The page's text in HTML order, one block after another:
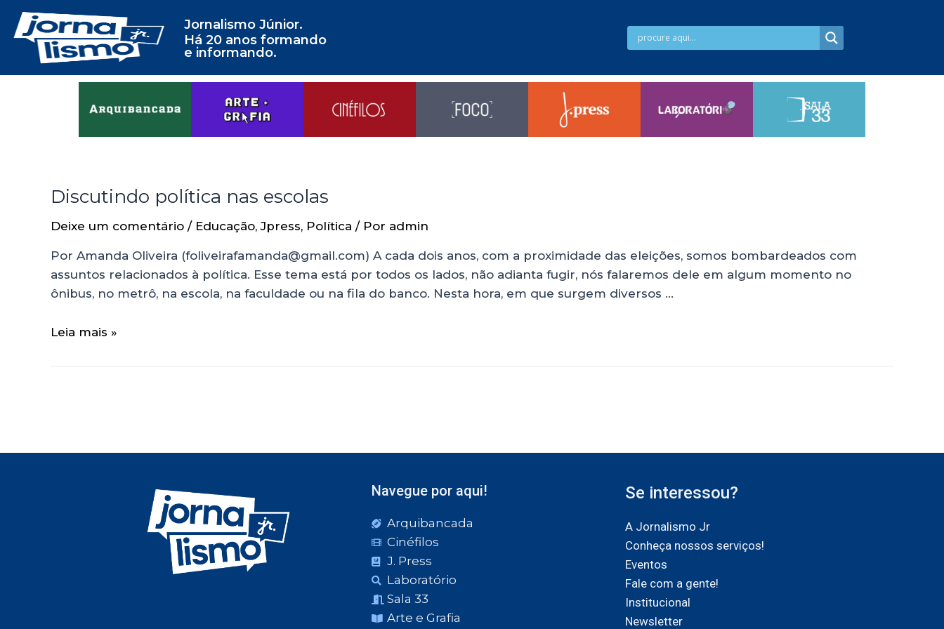
Jornalismo Júnior.
Há 20 anos formando
e informando.
Discutindo política nas escolas
Deixe um comentário / Educação,Jpress, Política / Por admin
Por Amanda Oliveira (foliveirafamanda@gmail.com) A cada dois anos, com a proximidade das eleições, somos bombardeados com
assuntos relacionados à política. Esse tema está por todos os lados, não adianta fugir, nós falaremos dele em algum momento no
ônibus, no metrô, na escola, na faculdade ou na fila do banco. Nesta hora, em que surgem diversos …
Leia mais »
Navegue por aqui!
Arquibancada
Cinéfilos
J. Press
Laboratório
Sala 33
Arte e Grafia
Se interessou?
A Jornalismo Jr
Conheça nossos serviços!
Eventos
Fale com a gente!
Institucional
Newsletter